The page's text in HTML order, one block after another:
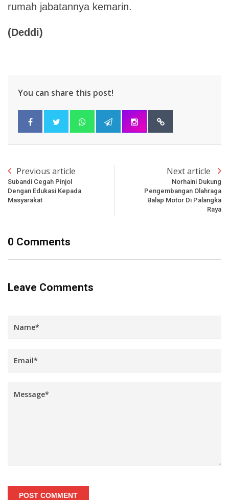
rumah jabatannya kemarin.
(Deddi)
You can share this post!
Previous article
Subandi Cegah Pinjol
Dengan Edukasi Kepada
Masyarakat
Next article
Norhaini Dukung
Pengembangan Olahraga
Balap Motor Di Palangka
Raya
0 Comments
Leave Comments
POST COMMENT